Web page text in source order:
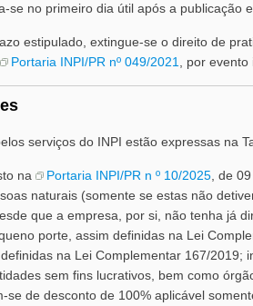
se no primeiro dia útil após a publicação
estipulado, extingue-se o direito de
Portaria INPI/PR nº 049/2021 , por
serviços do INPI estão expressas na
na Portaria INPI/PR n º 10/2025 , de
naturais (somente se estas não
que a empresa, por si, não tenha já
porte, assim definidas na Lei
na Lei Complementar 167/2019;
sem fins lucrativos, bem como
se de desconto de 100% aplicável